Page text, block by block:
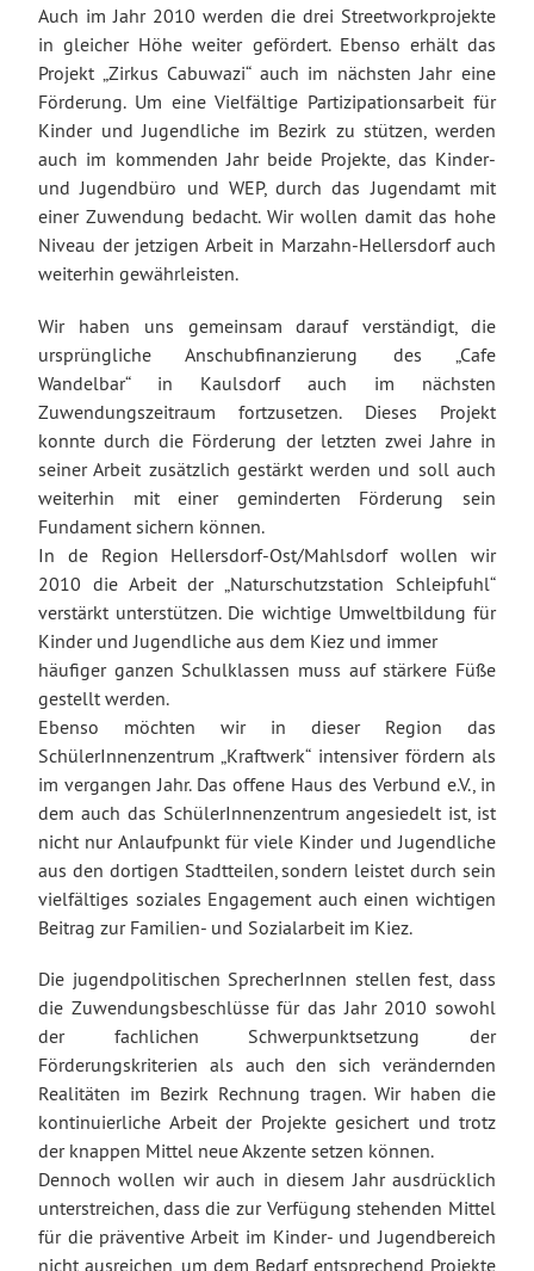
Auch im Jahr 2010 werden die drei Streetworkprojekte
in gleicher Höhe weiter gefördert. Ebenso erhält das
Projekt „Zirkus Cabuwazi“ auch im nächsten Jahr eine
Förderung. Um eine Vielfältige Partizipationsarbeit für
Kinder und Jugendliche im Bezirk zu stützen, werden
auch im kommenden Jahr beide Projekte, das Kinder-
und Jugendbüro und WEP, durch das Jugendamt mit
einer Zuwendung bedacht. Wir wollen damit das hohe
Niveau der jetzigen Arbeit in Marzahn-Hellersdorf auch
weiterhin gewährleisten.
Wir haben uns gemeinsam darauf verständigt, die
ursprüngliche Anschubfinanzierung des „Cafe
Wandelbar“ in Kaulsdorf auch im nächsten
Zuwendungszeitraum fortzusetzen. Dieses Projekt
konnte durch die Förderung der letzten zwei Jahre in
seiner Arbeit zusätzlich gestärkt werden und soll auch
weiterhin mit einer geminderten Förderung sein
Fundament sichern können.
In de Region Hellersdorf-Ost/Mahlsdorf wollen wir
2010 die Arbeit der „Naturschutzstation Schleipfuhl“
verstärkt unterstützen. Die wichtige Umweltbildung für
Kinder und Jugendliche aus dem Kiez und immer
häufiger ganzen Schulklassen muss auf stärkere Füße
gestellt werden.
Ebenso möchten wir in dieser Region das
SchülerInnenzentrum „Kraftwerk“ intensiver fördern als
im vergangen Jahr. Das offene Haus des Verbund e.V., in
dem auch das SchülerInnenzentrum angesiedelt ist, ist
nicht nur Anlaufpunkt für viele Kinder und Jugendliche
aus den dortigen Stadtteilen, sondern leistet durch sein
vielfältiges soziales Engagement auch einen wichtigen
Beitrag zur Familien- und Sozialarbeit im Kiez.
Die jugendpolitischen SprecherInnen stellen fest, dass
die Zuwendungsbeschlüsse für das Jahr 2010 sowohl
der fachlichen Schwerpunktsetzung der
Förderungskriterien als auch den sich verändernden
Realitäten im Bezirk Rechnung tragen. Wir haben die
kontinuierliche Arbeit der Projekte gesichert und trotz
der knappen Mittel neue Akzente setzen können.
Dennoch wollen wir auch in diesem Jahr ausdrücklich
unterstreichen, dass die zur Verfügung stehenden Mittel
für die präventive Arbeit im Kinder- und Jugendbereich
nicht ausreichen, um dem Bedarf entsprechend Projekte